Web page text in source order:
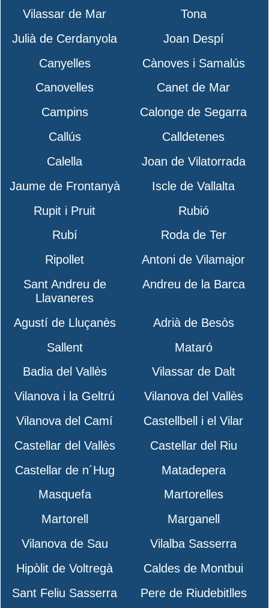
Vilassar de Mar
Tona
Julià de Cerdanyola
Joan Despí
Canyelles
Cànoves i Samalús
Canovelles
Canet de Mar
Campins
Calonge de Segarra
Callús
Calldetenes
Calella
Joan de Vilatorrada
Jaume de Frontanyà
Iscle de Vallalta
Rupit i Pruit
Rubió
Rubí
Roda de Ter
Ripollet
Antoni de Vilamajor
Sant Andreu de
Llavaneres
Andreu de la Barca
Agustí de Lluçanès
Adrià de Besòs
Sallent
Mataró
Badia del Vallès
Vilassar de Dalt
Vilanova i la Geltrú
Vilanova del Vallès
Vilanova del Camí
Castellbell i el Vilar
Castellar del Vallès
Castellar del Riu
Castellar de n´Hug
Matadepera
Masquefa
Martorelles
Martorell
Marganell
Vilanova de Sau
Vilalba Sasserra
Hipòlit de Voltregà
Caldes de Montbui
Sant Feliu Sasserra
Pere de Riudebitlles